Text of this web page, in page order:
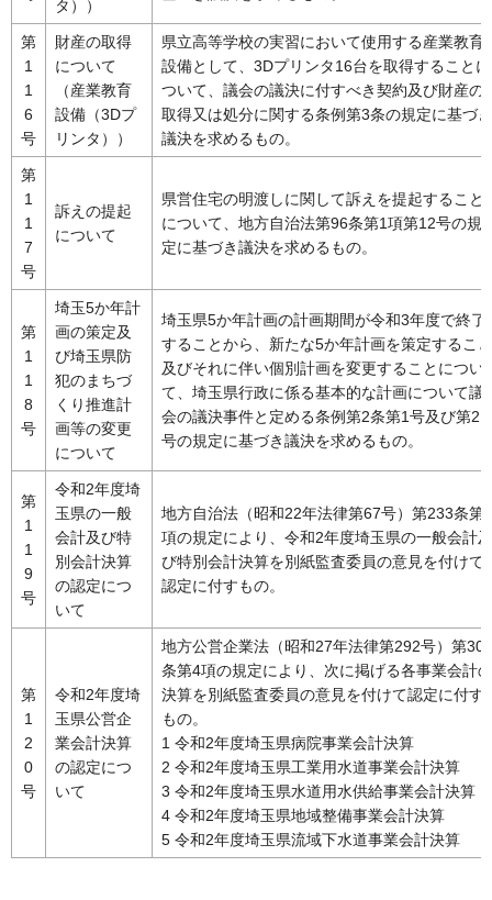
タ））
第
1
1
6
号
財産の取得
について
（産業教育
設備（3Dプ
リンタ））
県立高等学校の実習において使用する産業教育
設備として、3Dプリンタ16台を取得することに
ついて、議会の議決に付すべき契約及び財産の
取得又は処分に関する条例第3条の規定に基づき
議決を求めるもの。
第
1
1
7
号
訴えの提起
について
県営住宅の明渡しに関して訴えを提起すること
について、地方自治法第96条第1項第12号の規
定に基づき議決を求めるもの。
第
1
1
8
号
埼玉5か年計
画の策定及
び埼玉県防
犯のまちづ
くり推進計
画等の変更
について
埼玉県5か年計画の計画期間が令和3年度で終了
することから、新たな5か年計画を策定すること
及びそれに伴い個別計画を変更することについ
て、埼玉県行政に係る基本的な計画について議
会の議決事件と定める条例第2条第1号及び第2
号の規定に基づき議決を求めるもの。
第
1
1
9
号
令和2年度埼
玉県の一般
会計及び特
別会計決算
の認定につ
いて
地方自治法（昭和22年法律第67号）第233条第3
項の規定により、令和2年度埼玉県の一般会計及
び特別会計決算を別紙監査委員の意見を付けて
認定に付すもの。
第
1
2
0
号
令和2年度埼
玉県公営企
業会計決算
の認定につ
いて
地方公営企業法（昭和27年法律第292号）第30
条第4項の規定により、次に掲げる各事業会計の
決算を別紙監査委員の意見を付けて認定に付す
もの。
1 令和2年度埼玉県病院事業会計決算
2 令和2年度埼玉県工業用水道事業会計決算
3 令和2年度埼玉県水道用水供給事業会計決算
4 令和2年度埼玉県地域整備事業会計決算
5 令和2年度埼玉県流域下水道事業会計決算